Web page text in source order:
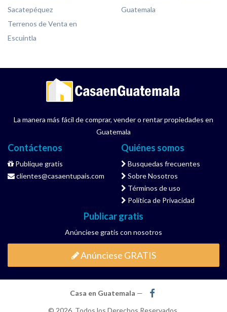
Sacatepéquez
Terrenos de Venta en
Escuintla
Guatemala
La manera más fácil de comprar, vender o rentar propiedades en
Guatemala
Contáctenos
Publique gratis
clientes@casaentupais.com
Quiénes somos
Busquedas frecuentes
Sobre Nosotros
Términos de uso
Política de Privacidad
Publicar gratis
Anúnciese gratis con nosotros
Anúnciese GRATIS
Casa en Guatemala —
© 2026. Todos los Derechos Reservados.